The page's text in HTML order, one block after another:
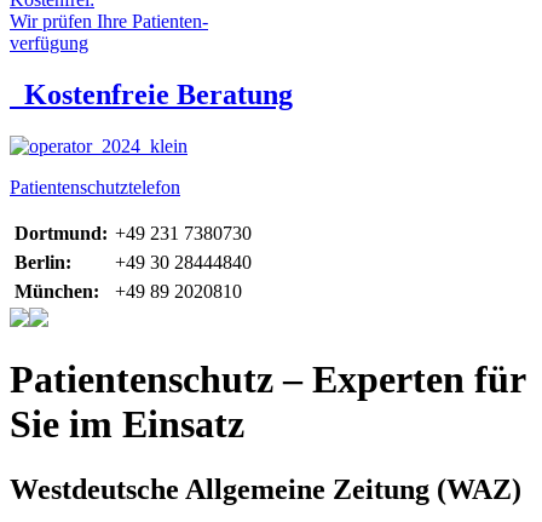
Wir prüfen Ihre Patienten-
verfügung
Kostenfreie Beratung
Patientenschutztelefon
Dortmund: +49 231 7380730
Berlin:
+49 30 28444840
München:
+49 89 2020810
Patientenschutz – Experten für
Sie im Einsatz
Westdeutsche Allgemeine Zeitung (WAZ)